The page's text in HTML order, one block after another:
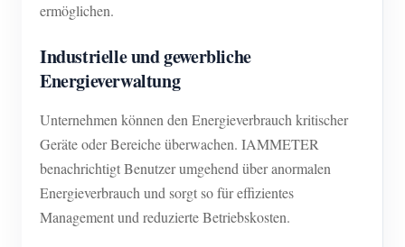
ermöglichen.
Industrielle und gewerbliche
Energieverwaltung
Unternehmen können den Energieverbrauch kritischer
Geräte oder Bereiche überwachen. IAMMETER
benachrichtigt Benutzer umgehend über anormalen
Energieverbrauch und sorgt so für effizientes
Management und reduzierte Betriebskosten.